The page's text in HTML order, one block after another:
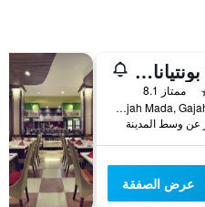
أستون بونتياناك هوتل آند كونفينشن سنتر
ممتاز 8.1
Jl. Gajah Mada, Gajah Mada 21, بونتياناك, إندونيسيا
عرض الصفقة